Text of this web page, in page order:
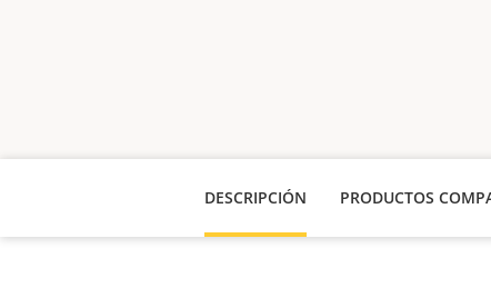
DESCRIPCIÓN PRODUCTOS